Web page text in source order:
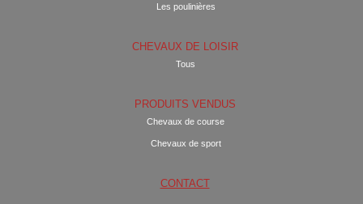
Les poulinières
CHEVAUX DE LOISIR
Tous
PRODUITS VENDUS
Chevaux de course
Chevaux de sport
CONTACT